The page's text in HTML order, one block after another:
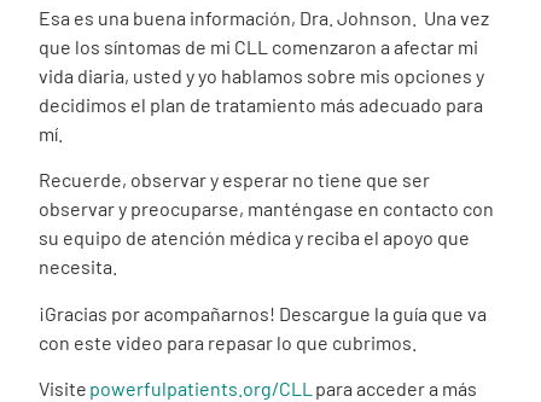
Esa es una buena información, Dra. Johnson. Una vez
que los síntomas de mi CLL comenzaron a afectar mi
vida diaria, usted y yo hablamos sobre mis opciones y
decidimos el plan de tratamiento más adecuado para
mí.
Recuerde, observar y esperar no tiene que ser
observar y preocuparse, manténgase en contacto con
su equipo de atención médica y reciba el apoyo que
necesita.
¡Gracias por acompañarnos! Descargue la guía que va
con este video para repasar lo que cubrimos.
Visite powerfulpatients.org/CLL para acceder a más